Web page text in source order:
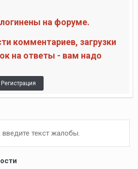
на форуме.
комментариев, загрузки
на ответы - вам надо
Регистрация
текст жалобы.